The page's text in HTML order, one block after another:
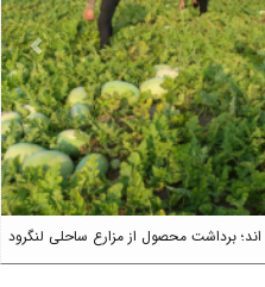
برداشت محصول از مزارع ساحلی لنگرود